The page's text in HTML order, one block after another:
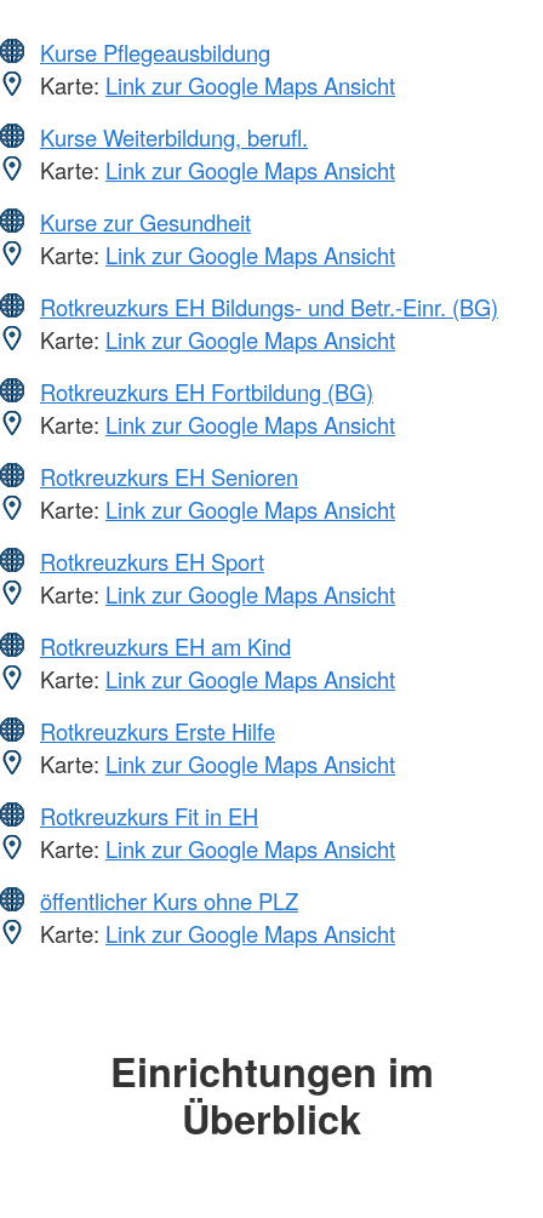
Kurse Pflegeausbildung
Karte: Link zur Google Maps Ansicht
Kurse Weiterbildung, berufl.
Karte: Link zur Google Maps Ansicht
Kurse zur Gesundheit
Karte: Link zur Google Maps Ansicht
Rotkreuzkurs EH Bildungs- und Betr.-Einr. (BG)
Karte: Link zur Google Maps Ansicht
Rotkreuzkurs EH Fortbildung (BG)
Karte: Link zur Google Maps Ansicht
Rotkreuzkurs EH Senioren
Karte: Link zur Google Maps Ansicht
Rotkreuzkurs EH Sport
Karte: Link zur Google Maps Ansicht
Rotkreuzkurs EH am Kind
Karte: Link zur Google Maps Ansicht
Rotkreuzkurs Erste Hilfe
Karte: Link zur Google Maps Ansicht
Rotkreuzkurs Fit in EH
Karte: Link zur Google Maps Ansicht
öffentlicher Kurs ohne PLZ
Karte: Link zur Google Maps Ansicht
Einrichtungen im
Überblick